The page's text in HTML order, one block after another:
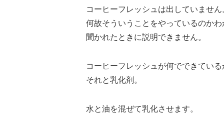
コーヒーフレッシュは出していません
何故そういうことをやっているのか
聞かれたときに説明できません。
コーヒーフレッシュが何でできてい
それと乳化剤。
水と油を混ぜて乳化させます。